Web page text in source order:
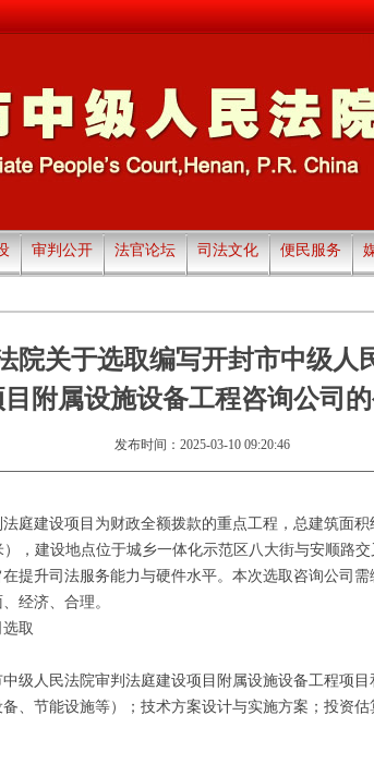
审判公开 法官论坛 司法文化 便民服务
院关于选取编写开封市中级人
目附属设施设备工程咨询公司
发布时间：2025-03-10 09:20:46
建设项目为财政全额拨款的重点工程，总建筑面积
），建设地点位于城乡一体化示范区八大街与安顺路
提升司法服务能力与硬件水平。本次选取咨询公司
经济、合理。
取
人民法院审判法庭建设项目附属设施设备工程项目
、节能设施等）；技术方案设计与实施方案；投资